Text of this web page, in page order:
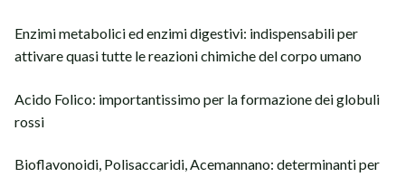
Enzimi metabolici ed enzimi digestivi: indispensabili per
attivare quasi tutte le reazioni chimiche del corpo umano
Acido Folico: importantissimo per la formazione dei globuli
rossi
Bioflavonoidi, Polisaccaridi, Acemannano: determinanti per